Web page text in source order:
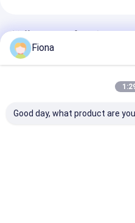
推薦されたプロダクト
Fiona
Good day, what product are